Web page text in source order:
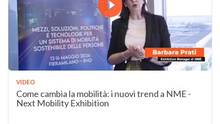
VIDEO
Come cambia la mobilità: i nuovi trend a NME -
Next Mobility Exhibition